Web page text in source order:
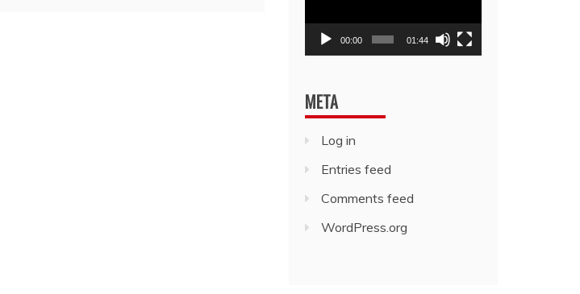
00:00 01:44
META
Log in
Entries feed
Comments feed
WordPress.org